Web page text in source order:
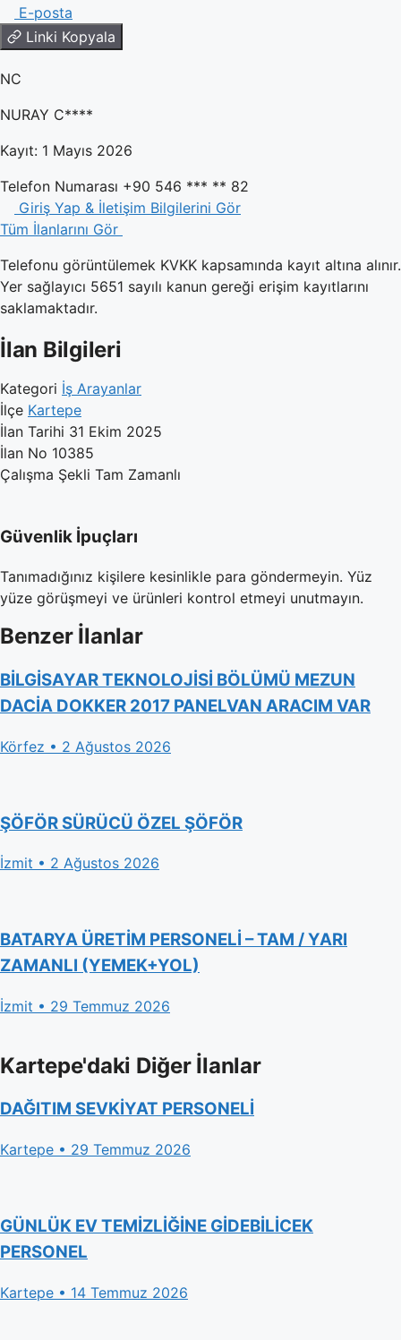
E-posta
Linki Kopyala
NC
NURAY C****
Kayıt: 1 Mayıs 2026
Telefon Numarası +90 546 *** ** 82
Giriş Yap & İletişim Bilgilerini Gör
Tüm İlanlarını Gör
Telefonu görüntülemek KVKK kapsamında kayıt altına alınır.
Yer sağlayıcı 5651 sayılı kanun gereği erişim kayıtlarını
saklamaktadır.
İlan Bilgileri
Kategori İş Arayanlar
İlçe Kartepe
İlan Tarihi 31 Ekim 2025
İlan No 10385
Çalışma Şekli Tam Zamanlı
Güvenlik İpuçları
Tanımadığınız kişilere kesinlikle para göndermeyin. Yüz
yüze görüşmeyi ve ürünleri kontrol etmeyi unutmayın.
Benzer İlanlar
BİLGİSAYAR TEKNOLOJİSİ BÖLÜMÜ MEZUN
DACİA DOKKER 2017 PANELVAN ARACIM VAR
Körfez • 2 Ağustos 2026
ŞÖFÖR SÜRÜCÜ ÖZEL ŞÖFÖR
İzmit • 2 Ağustos 2026
BATARYA ÜRETİM PERSONELİ – TAM / YARI
ZAMANLI (YEMEK+YOL)
İzmit • 29 Temmuz 2026
Kartepe'daki Diğer İlanlar
DAĞITIM SEVKİYAT PERSONELİ
Kartepe • 29 Temmuz 2026
GÜNLÜK EV TEMİZLİĞİNE GİDEBİLİCEK
PERSONEL
Kartepe • 14 Temmuz 2026